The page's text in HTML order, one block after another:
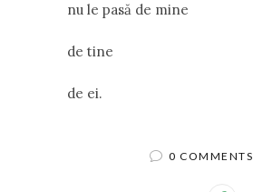
nu le pasă de mine
de tine
de ei.
0 COMMENTS